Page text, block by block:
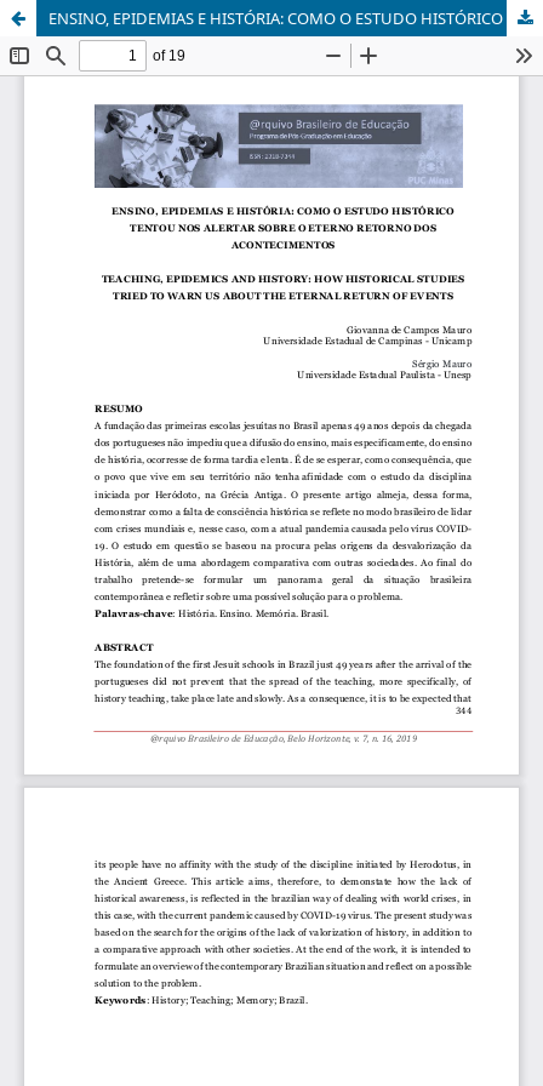
ENSINO, EPIDEMIAS E HISTÓRIA: COMO O ESTUDO HISTÓRICO TENTOU NOS ALERTAR SOBRE O ETERNO RETORNO DOS ACONTECIMENTOS